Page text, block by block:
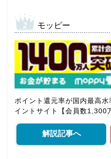
モッピー
ポイント還元率が国内最高
イントサイト【会員数1,300
解説記事へ